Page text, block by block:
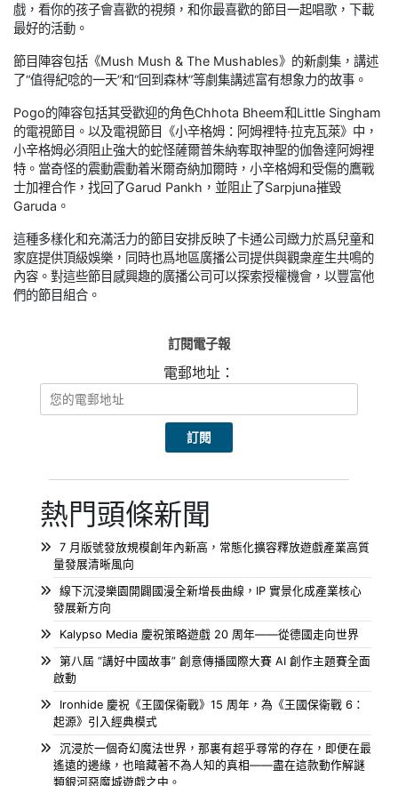
戲，看你的孩子會喜歡的視頻，和你最喜歡的節目一起唱歌，下載
最好的活動。
節目陣容包括《Mush Mush & The Mushables》的新劇集，講述
了“值得紀唸的一天”和“回到森林”等劇集講述富有想象力的故事。
Pogo的陣容包括其受歡迎的角色Chhota Bheem和Little Singham
的電視節目。以及電視節目《小辛格姆：阿姆裡特·拉克瓦萊》中，
小辛格姆必須阻止強大的蛇怪薩爾普朱納奪取神聖的伽魯達阿姆裡
特。當奇怪的震動震動着米爾奇納加爾時，小辛格姆和受傷的鷹戰
士加裡合作，找回了Garud Pankh，並阻止了Sarpjuna摧毀
Garuda。
這種多樣化和充滿活力的節目安排反映了卡通公司緻力於爲兒童和
家庭提供頂級娛樂，同時也爲地區廣播公司提供與觀衆産生共鳴的
內容。對這些節目感興趣的廣播公司可以探索授權機會，以豐富他
們的節目組合。
訂閱電子報
電郵地址：
熱門頭條新聞
7 月版號發放規模創年內新高，常態化擴容釋放遊戲產業高質
量發展清晰風向
線下沉浸樂園開闢國漫全新增長曲線，IP 實景化成產業核心
發展新方向
Kalypso Media 慶祝策略遊戲 20 周年——從德國走向世界
第八屆 “講好中國故事” 創意傳播國際大賽 AI 創作主題賽全面
啟動
Ironhide 慶祝《王國保衛戰》15 周年，為《王國保衛戰 6：
起源》引入經典模式
沉浸於一個奇幻魔法世界，那裏有超乎尋常的存在，即便在最
遙遠的邊緣，也暗藏著不為人知的真相——盡在這款動作解謎
類銀河惡魔城遊戲之中。